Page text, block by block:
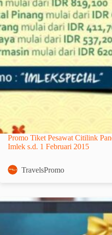
Promo Tiket Pesawat Citilink
Imlek s.d. 1 Februari 2015
TravelsPromo